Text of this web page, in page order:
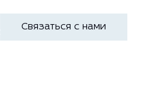
Связаться с нами